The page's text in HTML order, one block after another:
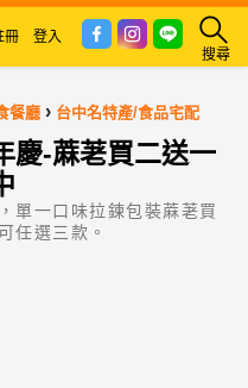
搜尋
冊 登入
餐廳 › 台中名特產/食品宅配
慶-蔴荖買二送一
一口味拉鍊包裝蔴荖買
任選三款。